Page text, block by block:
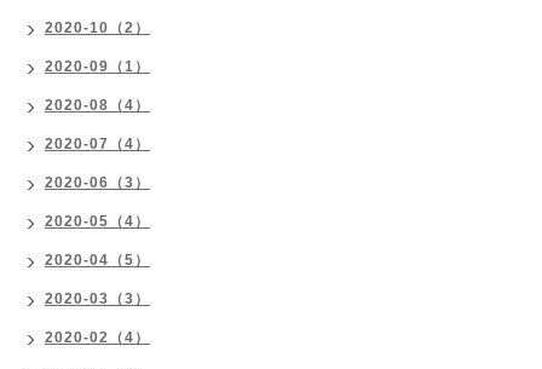
2020-10（2）
2020-09（1）
2020-08（4）
2020-07（4）
2020-06（3）
2020-05（4）
2020-04（5）
2020-03（3）
2020-02（4）